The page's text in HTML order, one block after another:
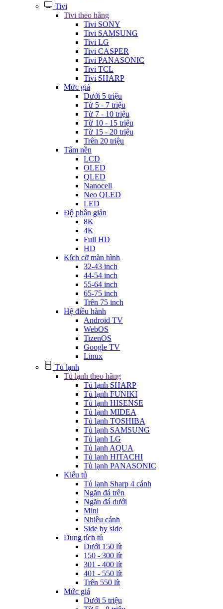
Tivi
Tivi theo hãng
Tivi SONY
Tivi SAMSUNG
Tivi LG
Tivi CASPER
Tivi PANASONIC
Tivi TCL
Tivi SHARP
Mức giá
Dưới 5 triệu
Từ 5 - 7 triệu
Từ 7 - 10 triệu
Từ 10 - 15 triệu
Từ 15 - 20 triệu
Trên 20 triệu
Tấm nền
LCD
OLED
QLED
Nanocell
Neo QLED
LED
Độ phân giản
8K
4K
Full HD
HD
Kích cỡ màn hình
32-43 inch
44-54 inch
55-64 inch
65-75 inch
Trên 75 inch
Hệ điều hành
Android TV
WebOS
TizenOS
Google TV
Linux
Tủ lạnh
Tủ lạnh theo hãng
Tủ lạnh SHARP
Tủ lạnh FUNIKI
Tủ lạnh HISENSE
Tủ lạnh MIDEA
Tủ lạnh TOSHIBA
Tủ lạnh SAMSUNG
Tủ lạnh LG
Tủ lạnh AQUA
Tủ lạnh HITACHI
Tủ lạnh PANASONIC
Kiểu tủ
Tủ lạnh Sharp 4 cánh
Ngăn đá trên
Ngăn đá dưới
Mini
Nhiều cánh
Side by side
Dung tích tủ
Dưới 150 lít
150 - 300 lít
301 - 400 lít
401 - 550 lít
Trên 550 lít
Mức giá
Dưới 5 triệu